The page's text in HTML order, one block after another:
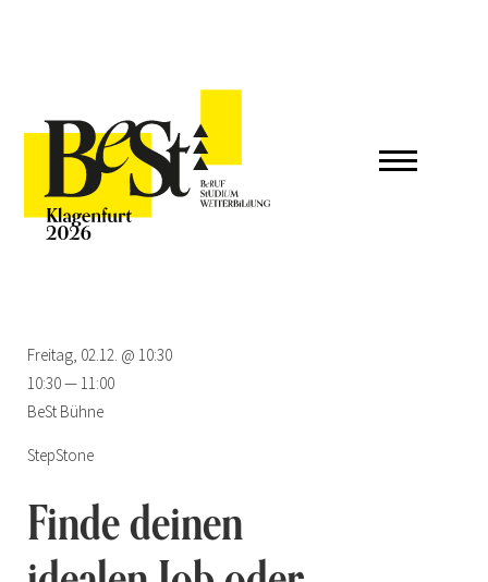
Finde deinen
Freitag, 02.12. @ 10:30
10:30 — 11:00
BeSt Bühne
StepStone